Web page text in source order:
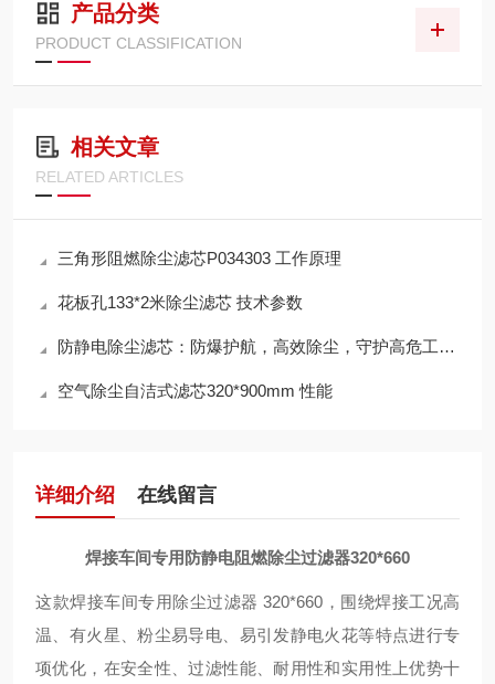
产品分类
PRODUCT CLASSIFICATION
相关文章
RELATED ARTICLES
三角形阻燃除尘滤芯P034303 工作原理
花板孔133*2米除尘滤芯 技术参数
防静电除尘滤芯：防爆护航，高效除尘，守护高危工况安全
空气除尘自洁式滤芯320*900mm 性能
详细介绍 在线留言
焊接车间专用防静电阻燃除尘过滤器320*660
这款焊接车间专用除尘过滤器 320*660，围绕焊接工况高
温、有火星、粉尘易导电、易引发静电火花等特点进行专
项优化，在安全性、过滤性能、耐用性和实用性上优势十